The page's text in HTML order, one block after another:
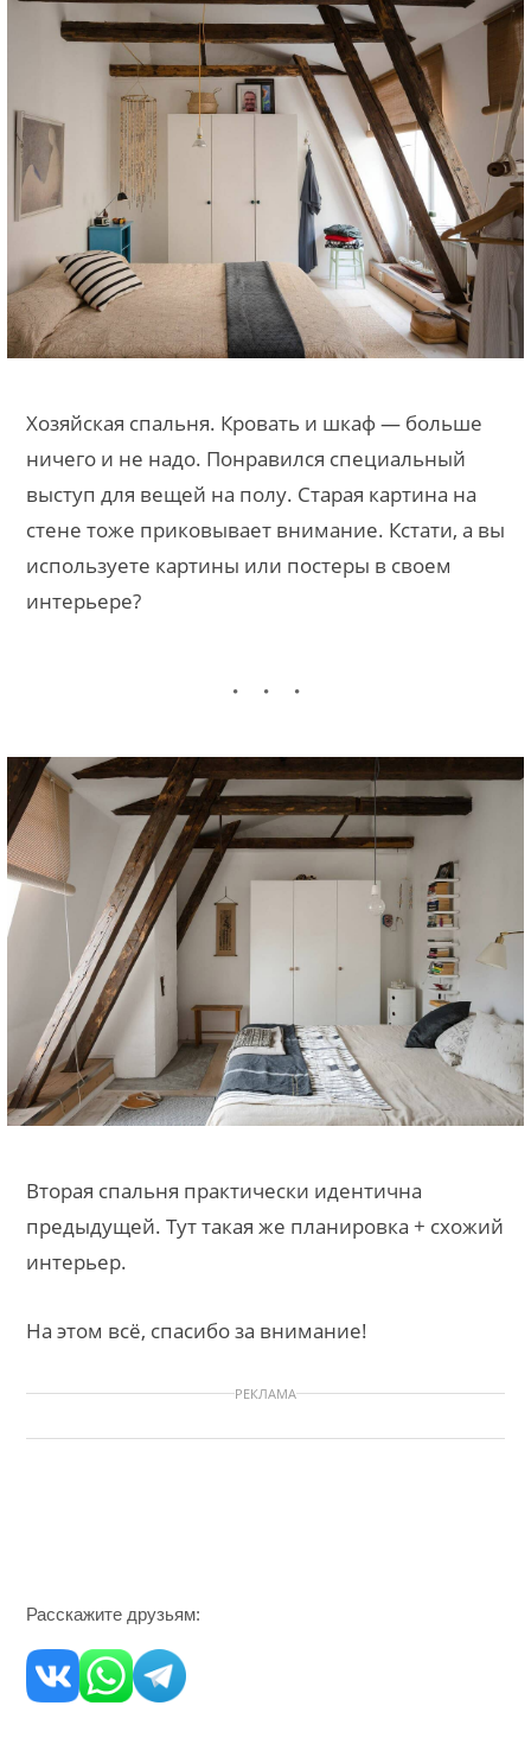
Хозяйская спальня. Кровать и шкаф — больше
ничего и не надо. Понравился специальный
выступ для вещей на полу. Старая картина на
стене тоже приковывает внимание. Кстати, а вы
используете картины или постеры в своем
интерьере?
Вторая спальня практически идентична
предыдущей. Тут такая же планировка + схожий
интерьер.
На этом всё, спасибо за внимание!
РЕКЛАМА
Расскажите друзьям: